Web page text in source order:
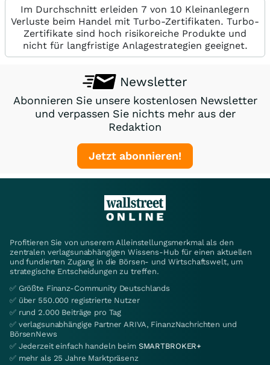
Im Durchschnitt erleiden 7 von 10 Kleinanlegern
Verluste beim Handel mit Turbo-Zertifikaten. Turbo-
Zertifikate sind hoch risikoreiche Produkte und
nicht für langfristige Anlagestrategien geeignet.
Newsletter
Abonnieren Sie unsere kostenlosen Newsletter
und verpassen Sie nichts mehr aus der
Redaktion
Jetzt abonnieren!
Profitieren Sie von unserem Alleinstellungsmerkmal als den
zentralen verlagsunabhängigen Wissens-Hub für einen aktuellen
und fundierten Zugang in die Börsen- und Wirtschaftswelt, um
strategische Entscheidungen zu treffen.
✅ Größte Finanz-Community Deutschlands
✅ über 550.000 registrierte Nutzer
✅ rund 2.000 Beiträge pro Tag
✅ verlagsunabhängige Partner ARIVA, FinanzNachrichten und
BörsenNews
✅ Jederzeit einfach handeln beim SMARTBROKER+
✅ mehr als 25 Jahre Marktpräsenz